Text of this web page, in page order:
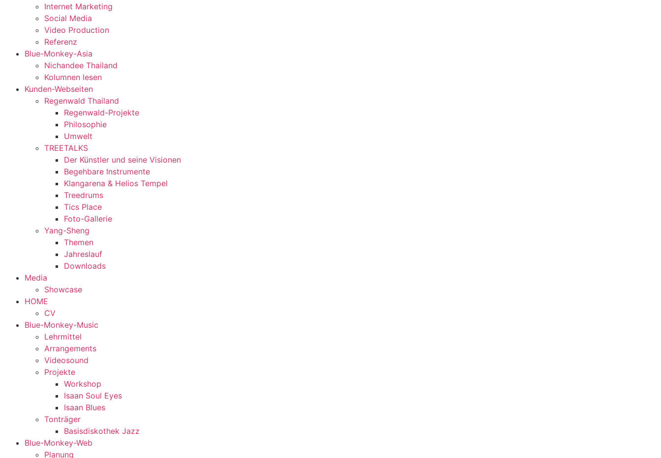
Internet Marketing
Social Media
Video Production
Referenz
Blue-Monkey-Asia
Nichandee Thailand
Kolumnen lesen
Kunden-Webseiten
Regenwald Thailand
Regenwald-Projekte
Philosophie
Umwelt
TREETALKS
Der Künstler und seine Visionen
Begehbare Instrumente
Klangarena & Helios Tempel
Treedrums
Tics Place
Foto-Gallerie
Yang-Sheng
Themen
Jahreslauf
Downloads
Media
Showcase
HOME
CV
Blue-Monkey-Music
Lehrmittel
Arrangements
Videosound
Projekte
Workshop
Isaan Soul Eyes
Isaan Blues
Tonträger
Basisdiskothek Jazz
Blue-Monkey-Web
Planung